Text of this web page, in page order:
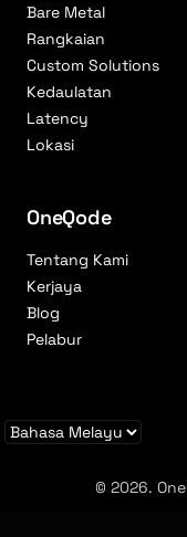
Bare Metal
Rangkaian
Custom Solutions
Kedaulatan
Latency
Lokasi
OneQode
Tentang Kami
Kerjaya
Blog
Pelabur
© 2026.